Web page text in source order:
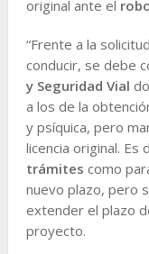
original ante el
“Frente a la
conducir, se debe
y Seguridad Vial
a los de la
y psíquica, pero
licencia original.
trámites como
nuevo plazo, pero
extender el plazo
proyecto.